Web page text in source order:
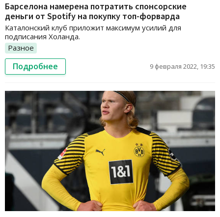
Барселона намерена потратить спонсорские
деньги от Spotify на покупку топ-форварда
Каталонский клуб приложит максимум усилий для
подписания Холанда.
Разное
Подробнее 9 февраля 2022, 19:35